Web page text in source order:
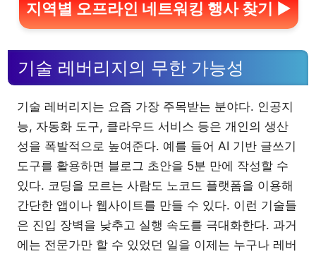
지역별 오프라인 네트워킹 행사 찾기 ▶
기술 레버리지의 무한 가능성
기술 레버리지는 요즘 가장 주목받는 분야다. 인공지
능, 자동화 도구, 클라우드 서비스 등은 개인의 생산
성을 폭발적으로 높여준다. 예를 들어 AI 기반 글쓰기
도구를 활용하면 블로그 초안을 5분 만에 작성할 수
있다. 코딩을 모르는 사람도 노코드 플랫폼을 이용해
간단한 앱이나 웹사이트를 만들 수 있다. 이런 기술들
은 진입 장벽을 낮추고 실행 속도를 극대화한다. 과거
에는 전문가만 할 수 있었던 일을 이제는 누구나 레버